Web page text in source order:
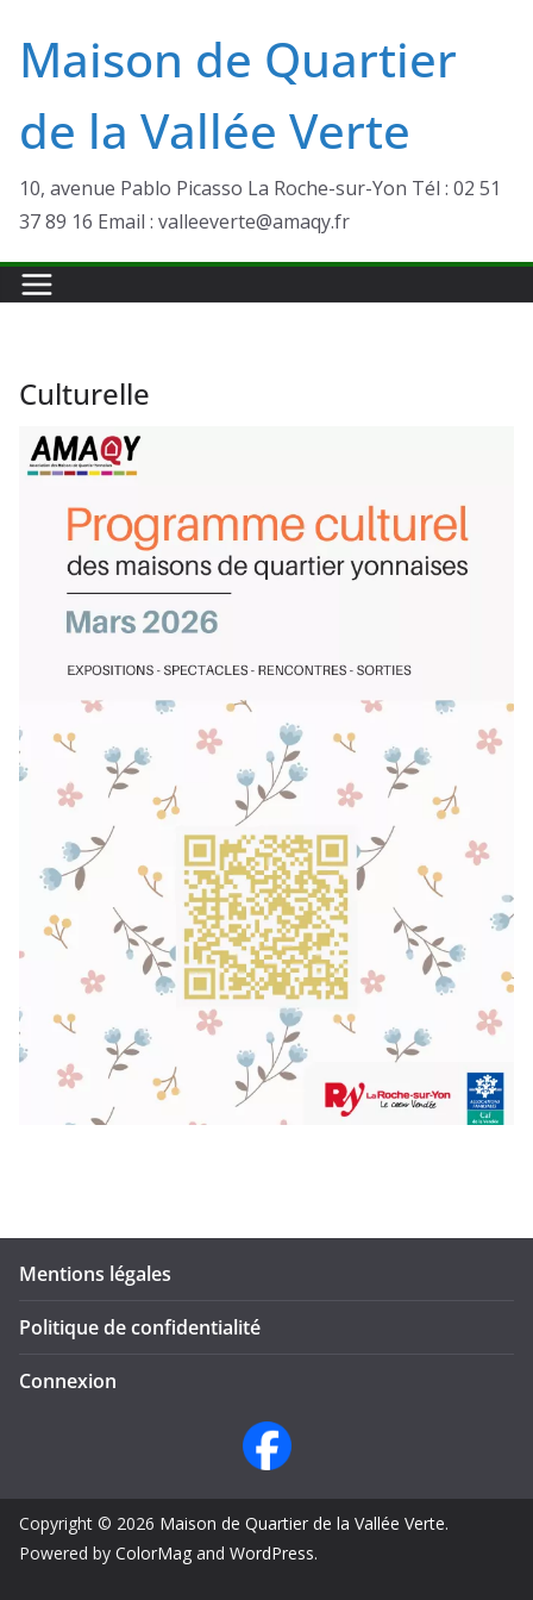
contenu
Maison de Quartier
de la Vallée Verte
10, avenue Pablo Picasso La Roche-sur-Yon Tél : 02 51
37 89 16 Email : valleeverte@amaqy.fr
Culturelle
Mentions légales
Politique de confidentialité
Connexion
Copyright © 2026 Maison de Quartier de la Vallée Verte.
Powered by ColorMag and WordPress.